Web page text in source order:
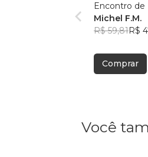
Encontro de
Michel F.M.
R$ 59,81R$
Comprar
Você